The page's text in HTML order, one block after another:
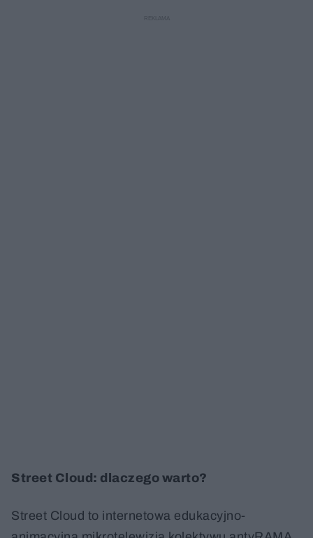
Street Cloud: dlaczego warto?
Street Cloud to internetowa edukacyjno-